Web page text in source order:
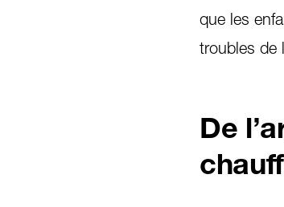
que les
troubles de
De